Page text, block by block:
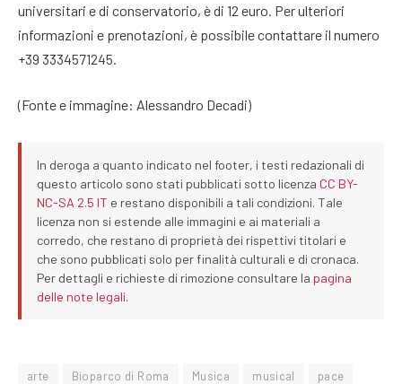
universitari e di conservatorio, è di 12 euro. Per ulteriori
informazioni e prenotazioni, è possibile contattare il numero
+39 3334571245.
(Fonte e immagine: Alessandro Decadi)
In deroga a quanto indicato nel footer, i testi redazionali di
questo articolo sono stati pubblicati sotto licenza CC BY-
NC-SA 2.5 IT e restano disponibili a tali condizioni. Tale
licenza non si estende alle immagini e ai materiali a
corredo, che restano di proprietà dei rispettivi titolari e
che sono pubblicati solo per finalità culturali e di cronaca.
Per dettagli e richieste di rimozione consultare la pagina
delle note legali.
arte Bioparco di Roma Musica musical
pace